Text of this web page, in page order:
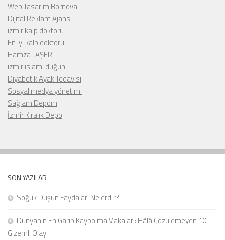
Web Tasarım Bornova
Dijital Reklam Ajansı
izmir kalp doktoru
En iyi kalp doktoru
Hamza TAŞER
izmir islami düğün
Diyabetik Ayak Tedavisi
Sosyal medya yönetimi
Sağlam Depom
İzmir Kiralık Depo
SON YAZILAR
Soğuk Duşun Faydaları Nelerdir?
Dünyanın En Garip Kaybolma Vakaları: Hâlâ Çözülemeyen 10
Gizemli Olay